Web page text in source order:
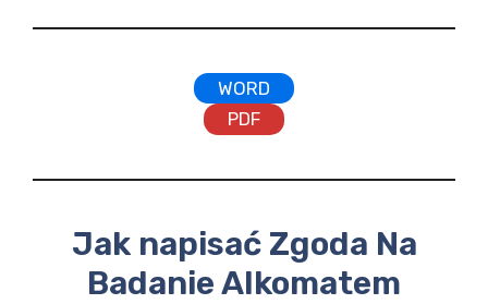
WORD
PDF
Jak napisać Zgoda Na
Badanie Alkomatem